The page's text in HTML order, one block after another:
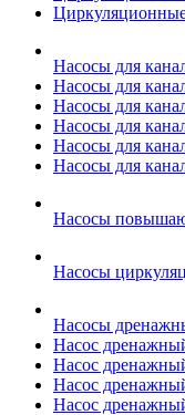
Насосы для
Насосы для
Насосы для
Насосы для
Насосы для
Насосы для
Насосы
Насосы
Насосы
Насос
Насос
Насос
Насос